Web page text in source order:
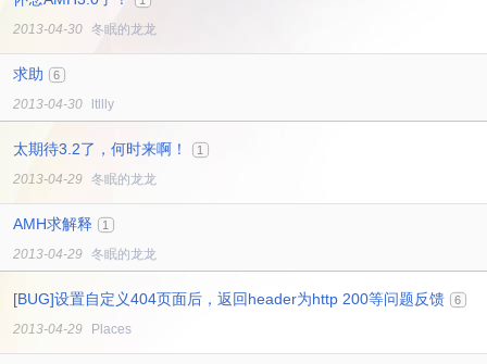
2013-04-30 冬眠的龙龙
求助 6
2013-04-30 ltllly
太期待3.2了，何时来啊！ 1
2013-04-29 冬眠的龙龙
AMH求解释 1
2013-04-29 冬眠的龙龙
[BUG]设置自定义404页面后，返回header为http 200等问题反馈 6
2013-04-29 Places